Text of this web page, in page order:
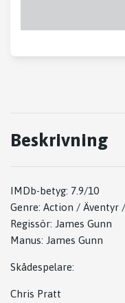
Beskrivning
IMDb-betyg: 7.9/10
Genre: Action / Äventyr
Regissör: James Gunn
Manus: James Gunn
Skådespelare:
Chris Pratt